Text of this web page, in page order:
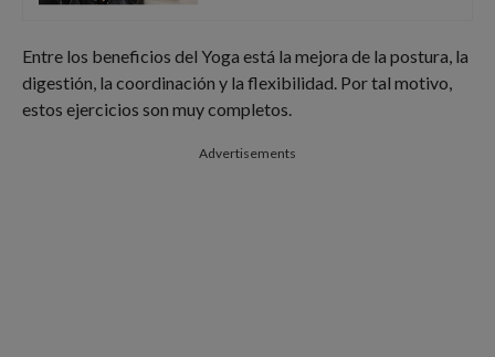
Entre los beneficios del Yoga está la mejora de la postura, la
digestión, la coordinación y la flexibilidad. Por tal motivo,
estos ejercicios son muy completos.
Advertisements